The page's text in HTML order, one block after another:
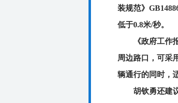
装规范》
低于0.8米/秒。
《政府工
周边路口，可采
辆通行的同时，
胡钦勇还建